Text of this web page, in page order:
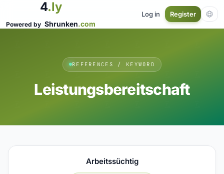
4.ly
Powered by Shrunken.com
Log in Register
REFERENCES / KEYWORD
Leistungsbereitschaft
Arbeitssüchtig